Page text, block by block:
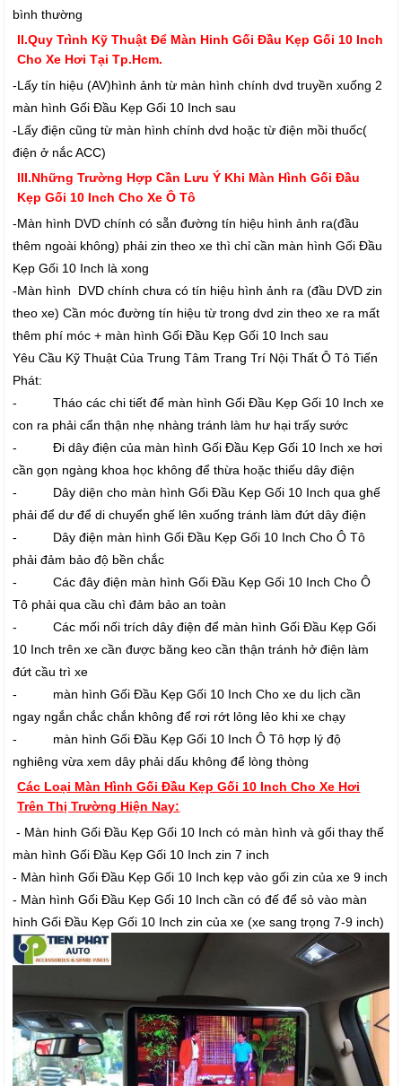
bình thường
II.Quy Trình Kỹ Thuật Để Màn Hinh Gối Đầu Kẹp Gối 10 Inch
Cho Xe Hơi Tại Tp.Hcm.
-Lấy tín hiệu (AV)hình ảnh từ màn hình chính dvd truyền xuống 2
màn hình Gối Đầu Kẹp Gối 10 Inch sau
-Lấy điện cũng từ màn hình chính dvd hoặc từ điện mồi thuốc(
điện ở nắc ACC)
III.Những Trường Hợp Cần Lưu Ý Khi Màn Hình Gối Đầu
Kẹp Gối 10 Inch Cho Xe Ô Tô
-Màn hình DVD chính có sẵn đường tín hiệu hình ảnh ra(đầu
thêm ngoài không) phải zin theo xe thì chỉ cần màn hình Gối Đầu
Kẹp Gối 10 Inch là xong
-Màn hình DVD chính chưa có tín hiệu hình ảnh ra (đầu DVD zin
theo xe) Cần móc đường tín hiệu từ trong dvd zin theo xe ra mất
thêm phí móc + màn hình Gối Đầu Kẹp Gối 10 Inch sau
Yêu Cầu Kỹ Thuật Của Trung Tâm Trang Trí Nội Thất Ô Tô Tiến
Phát:
- Tháo các chi tiết để màn hình Gối Đầu Kẹp Gối 10 Inch xe
con ra phải cẩn thận nhẹ nhàng tránh làm hư hại trấy sước
- Đi dây điện của màn hình Gối Đầu Kẹp Gối 10 Inch xe hơi
cần gọn ngàng khoa học không để thừa hoặc thiếu dây điện
- Dây diện cho màn hình Gối Đầu Kẹp Gối 10 Inch qua ghế
phải để dư để di chuyển ghế lên xuống tránh làm đứt dây điện
- Dây điện màn hình Gối Đầu Kẹp Gối 10 Inch Cho Ô Tô
phải đảm bảo độ bền chắc
- Các đây điện màn hình Gối Đầu Kẹp Gối 10 Inch Cho Ô
Tô phải qua cầu chì đảm bảo an toàn
- Các mối nối trích dây điện để màn hình Gối Đầu Kẹp Gối
10 Inch trên xe cần được băng keo cần thận tránh hở điện làm
đứt cầu trì xe
- màn hình Gối Đầu Kẹp Gối 10 Inch Cho xe du lịch cần
ngay ngắn chắc chắn không để rơi rớt lỏng lẻo khi xe chạy
- màn hình Gối Đầu Kẹp Gối 10 Inch Ô Tô hợp lý độ
nghiêng vừa xem dây phải dấu không để lòng thòng
Các Loại Màn Hình Gối Đầu Kẹp Gối 10 Inch Cho Xe Hơi
Trên Thị Trường Hiện Nay:
- Màn hinh Gối Đầu Kẹp Gối 10 Inch có màn hình và gối thay thế
màn hình Gối Đầu Kẹp Gối 10 Inch zin 7 inch
- Màn hình Gối Đầu Kẹp Gối 10 Inch kẹp vào gối zin của xe 9 inch
- Màn hình Gối Đầu Kẹp Gối 10 Inch cần có đế để sỏ vào màn
hình Gối Đầu Kẹp Gối 10 Inch zin của xe (xe sang trọng 7-9 inch)